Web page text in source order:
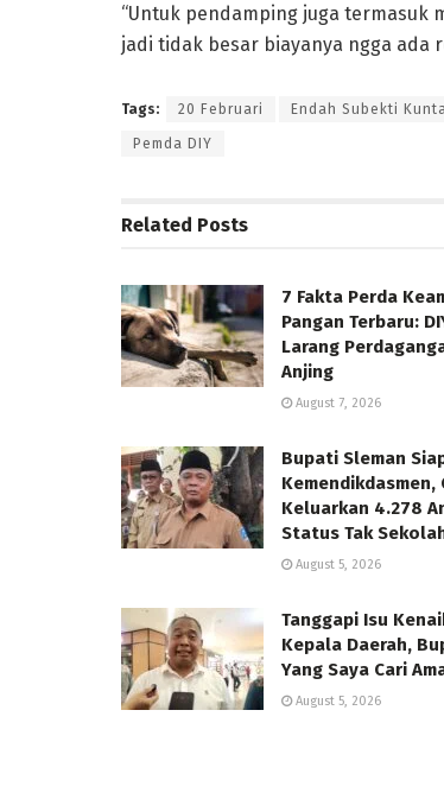
“Untuk pendamping juga termasuk
jadi tidak besar biayanya ngga ada
Tags: 20 Februari Endah Subekti
Pemda DIY
Related Posts
7 Fakta Perda
Pangan Terbaru:
Larang
Anjing
August 7, 2026
Bupati Sleman
Kemendikdasmen,
Keluarkan 4.278
Status Tak
August 5, 2026
Tanggapi Isu
Kepala Daerah,
Yang Saya Cari
August 5, 2026